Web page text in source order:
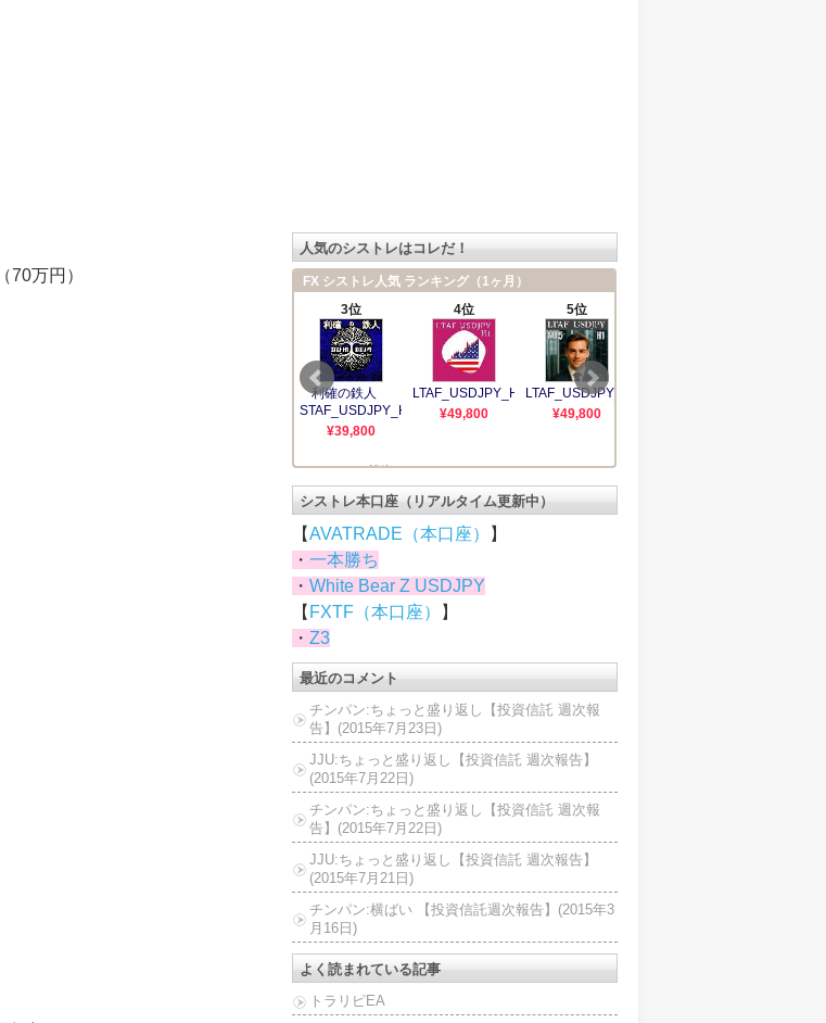
万円）
人気のシストレはコレだ！
シストレ本口座（リアルタイム更新中）
【AVATRADE（本口座）
】
・ 一本勝ち
・ White Bear Z USDJPY
【 FXTF（本口座）
】
・ Z3
最近のコメント
チンパン:ちょっと盛り返し【投資信託 週次報
告】(2015年7月23日)
JJU:ちょっと盛り返し【投資信託 週次報告】
(2015年7月22日)
チンパン:ちょっと盛り返し【投資信託 週次報
告】(2015年7月22日)
JJU:ちょっと盛り返し【投資信託 週次報告】
(2015年7月21日)
チンパン:横ばい 【投資信託週次報告】(2015年3
月16日)
よく読まれている記事
トラリピEA